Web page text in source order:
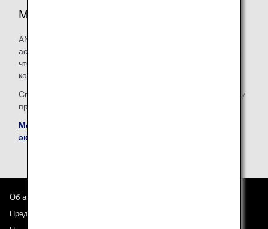
Медицинские принадлежности на борту
ANA старается снабдить свои рейсы широким
ассортиментом лекарств и медицинского оборудования,
чтобы обеспечить надлежащее лечение пассажиров,
которые почувствовали себя плохо, на борту.
Список некоторого медицинского оборудования на борту
представлен на веб-сайте авиакомпании ANA.
Медицинские принадлежности для оказания
экстренной помощи на борту
Об авиакомпании ANA
Предложения и объявления